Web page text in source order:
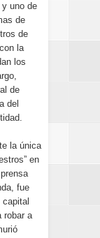
uno de
de
de
la
los
de
del
la única
en
fue
robar a